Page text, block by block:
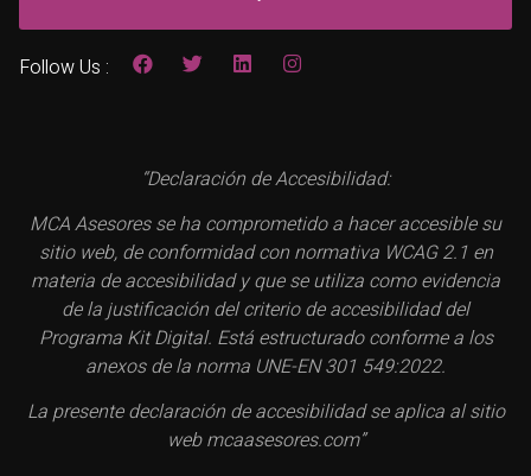
Follow Us :
“Declaración de Accesibilidad:
MCA Asesores se ha comprometido a hacer accesible su
sitio web, de conformidad con normativa WCAG 2.1 en
materia de accesibilidad y que se utiliza como evidencia
de la justificación del criterio de accesibilidad del
Programa Kit Digital. Está estructurado conforme a los
anexos de la norma UNE-EN 301 549:2022.
La presente declaración de accesibilidad se aplica al sitio
web mcaasesores.com”